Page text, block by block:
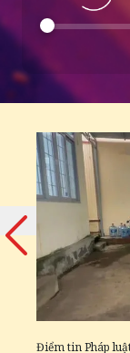
Điểm tin Pháp
cảnh, trốn sang
Nghe